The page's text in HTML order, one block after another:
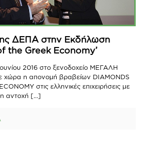
ΔΕΠΑ στην Εκδήλωση
the Greek Economy’
2016 στο ξενοδοχείο ΜΕΓΑΛΗ
χώρα η απονομή βραβείων DIAMONDS
στις ελληνικές επιχειρήσεις με
αντοχή […]